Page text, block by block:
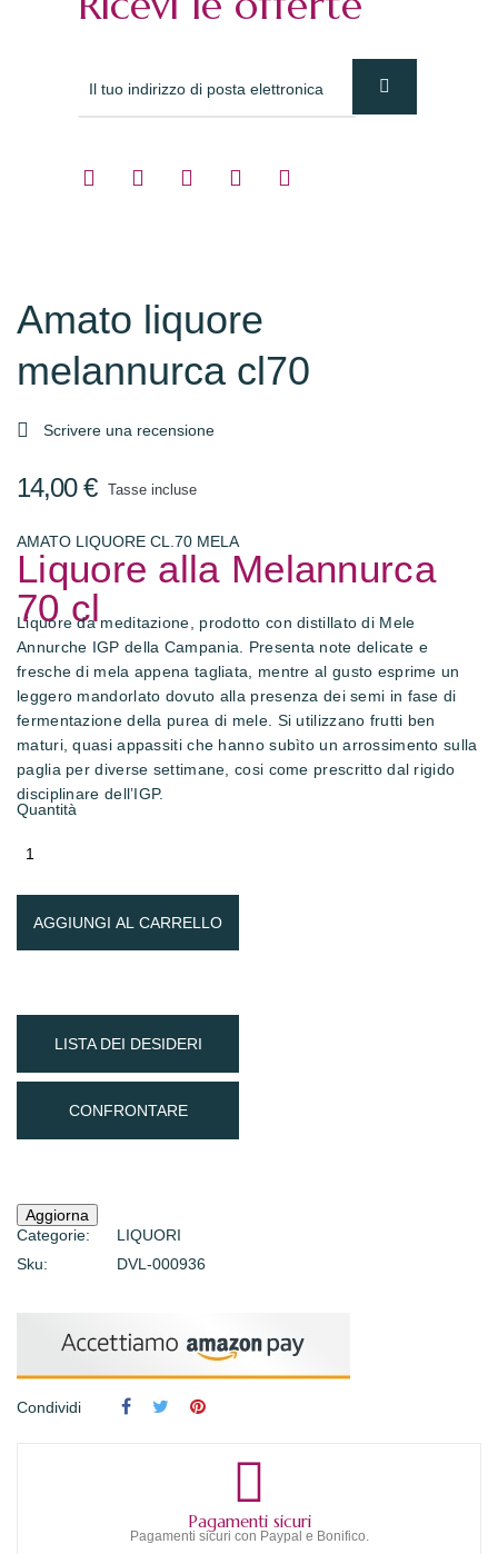
Amato liquore
melannurca cl70
 Scrivere una recensione
14,00 € Tasse incluse
AMATO LIQUORE CL.70 MELA
Liquore alla Melannurca
70 cl
Liquore da meditazione, prodotto con distillato di Mele
Annurche IGP della Campania. Presenta note delicate e
fresche di mela appena tagliata, mentre al gusto esprime un
leggero mandorlato dovuto alla presenza dei semi in fase di
fermentazione della purea di mele. Si utilizzano frutti ben
maturi, quasi appassiti che hanno subìto un arrossimento sulla
paglia per diverse settimane, cosi come prescritto dal rigido
disciplinare dell’IGP.
Quantità
AGGIUNGI AL CARRELLO
LISTA DEI DESIDERI
CONFRONTARE
Categorie:
LIQUORI
Sku:
DVL-000936
Condividi
Pagamenti sicuri
Pagamenti sicuri con Paypal e Bonifico.